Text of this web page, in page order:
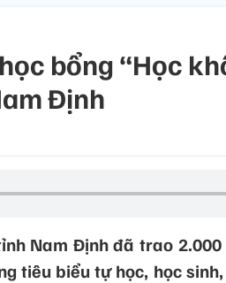
bổng “Học
Định
Nam Định đã trao
tiêu biểu tự học, học